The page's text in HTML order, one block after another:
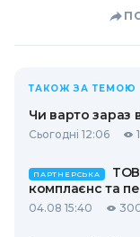
ТАКОЖ ЗА ТЕМОЮ
Чи варто зараз
Сьогодні 12:06
ПАРТНЕРСЬКА
ТОВ
комплаєнс та
04.08 15:40